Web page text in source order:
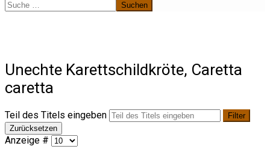
Suchen
Unechte Karettschildkröte, Caretta
caretta
Teil des Titels eingeben
Filter
Zurücksetzen
Anzeige #